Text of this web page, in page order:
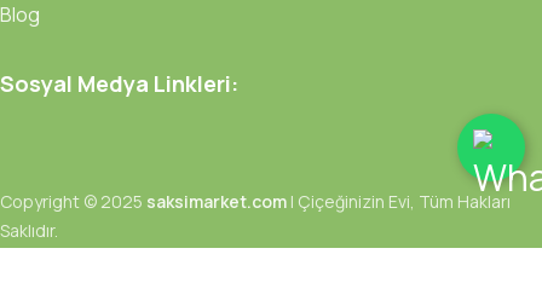
Blog
Sosyal Medya Linkleri:
Copyright © 2025 saksimarket.com | Çiçeğinizin Evi, Tüm Hakları
Saklıdır.